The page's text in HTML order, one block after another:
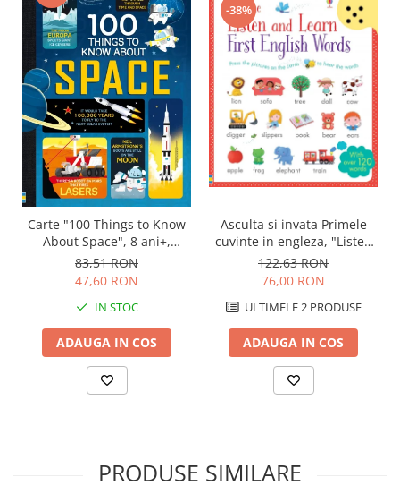
Carte "100 Things to Know
About Space", 8 ani+,
Usborne
83,51 RON
47,60 RON
IN STOC
ADAUGA IN COS
-38%
Asculta si invata Primele
cuvinte in engleza, "Listen
and Learn First English
Words", Usborne
122,63 RON
76,00 RON
ULTIMELE 2 PRODUSE
ADAUGA IN COS
PRODUSE SIMILARE